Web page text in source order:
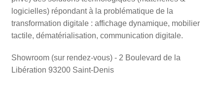
logicielles) répondant à la problématique de la
transformation digitale : affichage dynamique, mobilier
tactile, dématérialisation, communication digitale.
Showroom (sur rendez-vous) - 2 Boulevard de la
Libération 93200 Saint-Denis